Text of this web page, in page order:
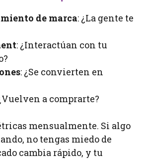
de marca: ¿La gente te
: ¿Interactúan con tu
: ¿Se convierten en
a comprarte?
mensualmente. Si algo
no tengas miedo de
cambia rápido, y tu